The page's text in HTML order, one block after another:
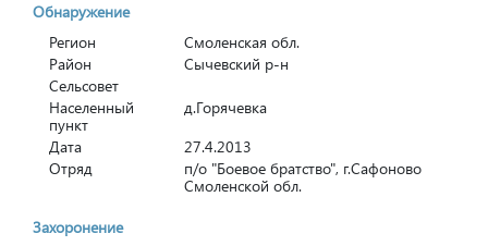
Обнаружение
Регион
Смоленская обл.
Район
Сычевский р-н
Сельсовет
Населенный
пункт
д.Горячевка
Дата
27.4.2013
Отряд
п/о "Боевое братство", г.Сафоново
Смоленской обл.
Захоронение